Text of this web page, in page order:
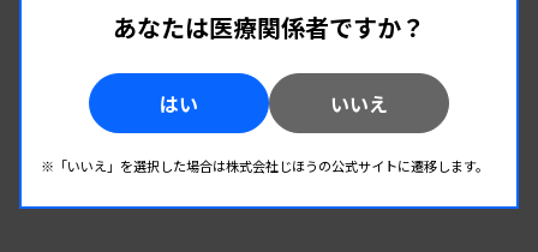
あなたは医療関係者ですか？
はい いいえ
※「いいえ」を選択した場合は株式会社じほうの公式サイトに遷移します。